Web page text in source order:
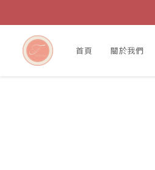
首頁 關於我們